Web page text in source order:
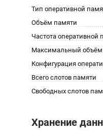
Тип оперативной
Объём памяти
Частота оперативной
Максимальный объём
Конфигурация
Всего слотов памяти
Свободных слотов
Хранение